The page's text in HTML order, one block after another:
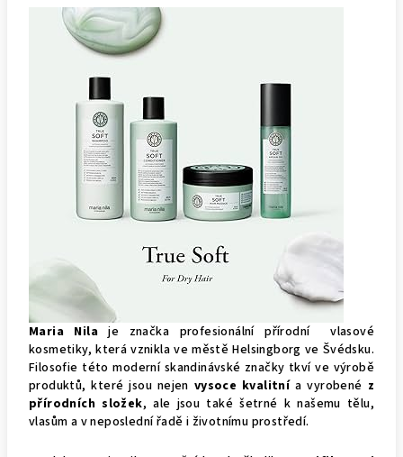
Maria Nila je značka profesionální přírodní vlasové
kosmetiky, která vznikla ve městě Helsingborg ve Švédsku.
Filosofie této moderní skandinávské značky tkví ve výrobě
produktů, které jsou nejen vysoce kvalitní a vyrobené z
přírodních složek, ale jsou také šetrné k našemu tělu,
vlasům a v neposlední řadě i životnímu prostředí.